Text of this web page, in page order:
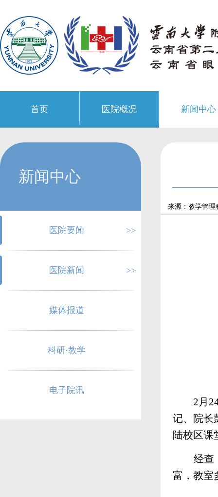
首页 医院概况 新闻中心
新闻中心
医院要闻 >>
医院新闻 >>
媒体报道
科研·教学
电子院讯
来源：教学管理
2月
记、院长
陆校区课
经查
富，教室